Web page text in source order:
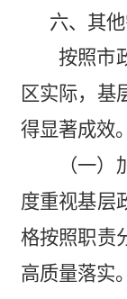
六、其
按照市
区实际，基
得显著成效。
（一）
度重视基层
格按照职责
高质量落实。